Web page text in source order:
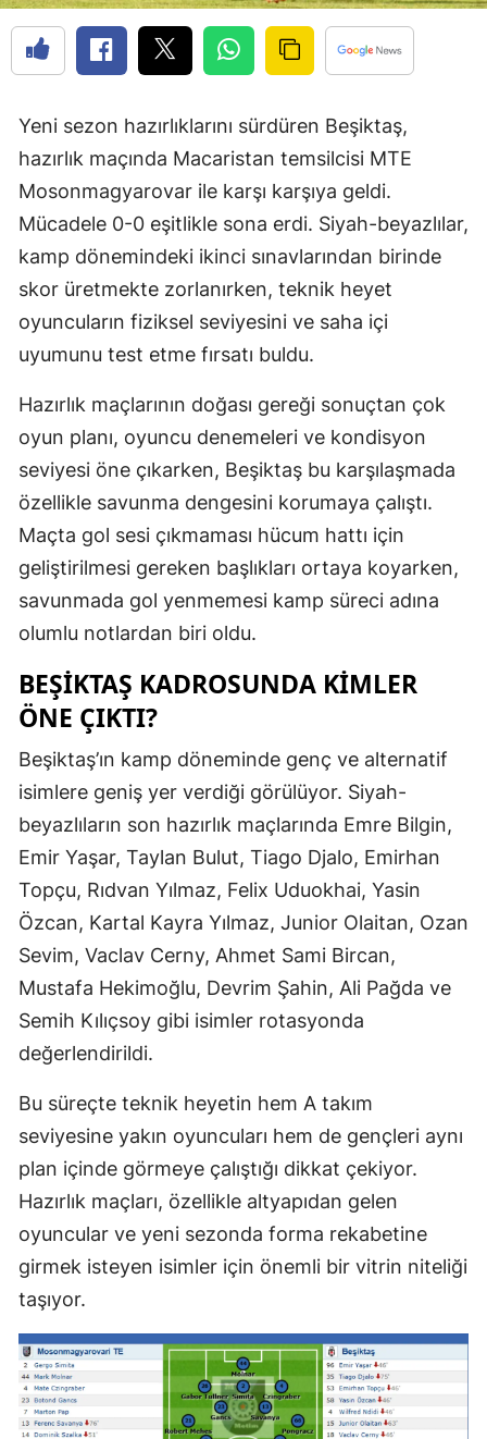
Yeni sezon hazırlıklarını sürdüren Beşiktaş,
hazırlık maçında Macaristan temsilcisi MTE
Mosonmagyarovar ile karşı karşıya geldi.
Mücadele 0-0 eşitlikle sona erdi. Siyah-beyazlılar,
kamp dönemindeki ikinci sınavlarından birinde
skor üretmekte zorlanırken, teknik heyet
oyuncuların fiziksel seviyesini ve saha içi
uyumunu test etme fırsatı buldu.
Hazırlık maçlarının doğası gereği sonuçtan çok
oyun planı, oyuncu denemeleri ve kondisyon
seviyesi öne çıkarken, Beşiktaş bu karşılaşmada
özellikle savunma dengesini korumaya çalıştı.
Maçta gol sesi çıkmaması hücum hattı için
geliştirilmesi gereken başlıkları ortaya koyarken,
savunmada gol yenmemesi kamp süreci adına
olumlu notlardan biri oldu.
BEŞIKTAŞ KADROSUNDA KIMLER
ÖNE ÇIKTI?
Beşiktaş’ın kamp döneminde genç ve alternatif
isimlere geniş yer verdiği görülüyor. Siyah-
beyazlıların son hazırlık maçlarında Emre Bilgin,
Emir Yaşar, Taylan Bulut, Tiago Djalo, Emirhan
Topçu, Rıdvan Yılmaz, Felix Uduokhai, Yasin
Özcan, Kartal Kayra Yılmaz, Junior Olaitan, Ozan
Sevim, Vaclav Cerny, Ahmet Sami Bircan,
Mustafa Hekimoğlu, Devrim Şahin, Ali Pağda ve
Semih Kılıçsoy gibi isimler rotasyonda
değerlendirildi.
Bu süreçte teknik heyetin hem A takım
seviyesine yakın oyuncuları hem de gençleri aynı
plan içinde görmeye çalıştığı dikkat çekiyor.
Hazırlık maçları, özellikle altyapıdan gelen
oyuncular ve yeni sezonda forma rekabetine
girmek isteyen isimler için önemli bir vitrin niteliği
taşıyor.